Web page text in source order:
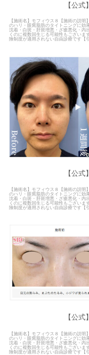
【公式】
【施術名】モフィウス８【施術の説
のハリ・眼窩脂肪のタイトニングに効
沈着・白斑・肝斑増悪・ざ瘡悪化・内
くのに複数回生じる可能性もござい
険制度が適用されない自由診療です【引
【公式】
【施術名】モフィウス８【施術の説
のハリ・眼窩脂肪のタイトニングに効
沈着・白斑・肝斑増悪・ざ瘡悪化・内
くのに複数回生じる可能性もござい
険制度が適用されない自由診療です【引
【公式】
【施術名】モフィウス８【施術の説
のハリ・眼窩脂肪のタイトニングに効
沈着・白斑・肝斑増悪・ざ瘡悪化・内
くのに複数回生じる可能性もござい
険制度が適用されない自由診療です【引